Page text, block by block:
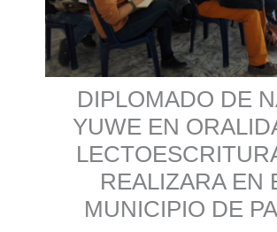
DIPLOMADO DE
YUWE EN
REALIZARA EN
MUNICIPIO DE